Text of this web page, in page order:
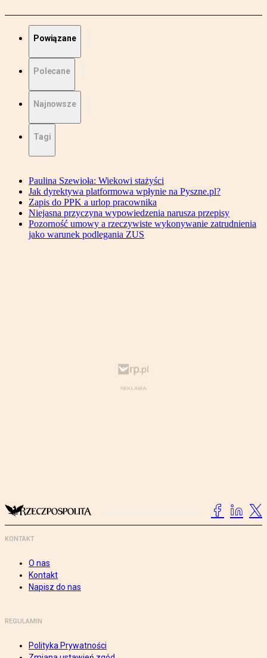
Powiązane
Polecane
Najnowsze
Tagi
Paulina Szewioła: Wiekowi stażyści
Jak dyrektywa platformowa wpłynie na Pyszne.pl?
Zapis do PPK a urlop pracownika
Niejasna przyczyna wypowiedzenia narusza przepisy
Pozorność umowy a rzeczywiste wykonywanie zatrudnienia
jako warunek podlegania ZUS
KONTAKT
O nas
Kontakt
Napisz do nas
REGULAMIN
Polityka Prywatności